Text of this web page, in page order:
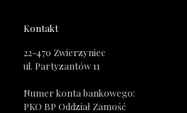
Kontakt
22-470 Zwierzyniec
ul. Partyzantów 11
Numer konta bankowego:
PKO BP Oddział Zamość